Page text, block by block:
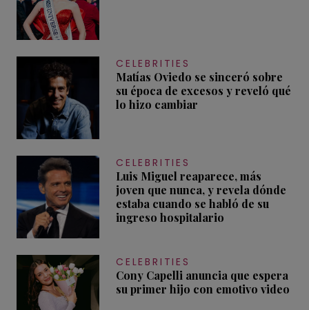
CELEBRITIES
Matías Oviedo se sinceró sobre
su época de excesos y reveló qué
lo hizo cambiar
CELEBRITIES
Luis Miguel reaparece, más
joven que nunca, y revela dónde
estaba cuando se habló de su
ingreso hospitalario
CELEBRITIES
Cony Capelli anuncia que espera
su primer hijo con emotivo video